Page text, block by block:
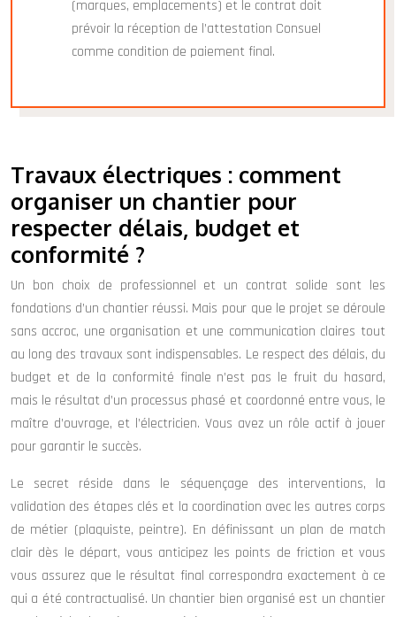
(marques, emplacements) et le contrat doit
prévoir la réception de l’attestation Consuel
comme condition de paiement final.
Travaux électriques : comment
organiser un chantier pour
respecter délais, budget et
conformité ?
Un bon choix de professionnel et un contrat solide sont les
fondations d’un chantier réussi. Mais pour que le projet se déroule
sans accroc, une organisation et une communication claires tout
au long des travaux sont indispensables. Le respect des délais, du
budget et de la conformité finale n’est pas le fruit du hasard,
mais le résultat d’un processus phasé et coordonné entre vous, le
maître d’ouvrage, et l’électricien. Vous avez un rôle actif à jouer
pour garantir le succès.
Le secret réside dans le séquençage des interventions, la
validation des étapes clés et la coordination avec les autres corps
de métier (plaquiste, peintre). En définissant un plan de match
clair dès le départ, vous anticipez les points de friction et vous
vous assurez que le résultat final correspondra exactement à ce
qui a été contractualisé. Un chantier bien organisé est un chantier